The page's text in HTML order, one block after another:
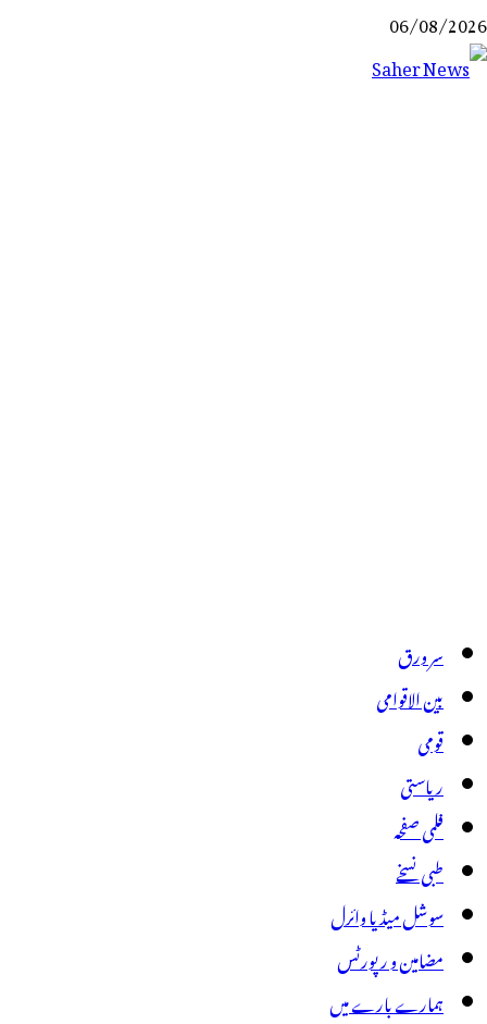
Skip
to
06/08/2026
سر ورق
بین الاقوامی
قومی
ریاستی
فلمی صفحہ
طبی نسخے
سوشل میڈیا وائرل
مضامین و رپورٹس
ہمارے بارے میں